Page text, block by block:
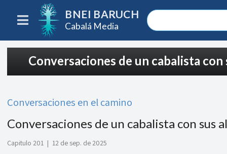
BNEI BARUCH
Cabalá Media
Conversaciones de un cabalista
Conversaciones en el camino
Conversaciones de un cabalista con sus
Capitulo 201 | 12 de sep. de 2025